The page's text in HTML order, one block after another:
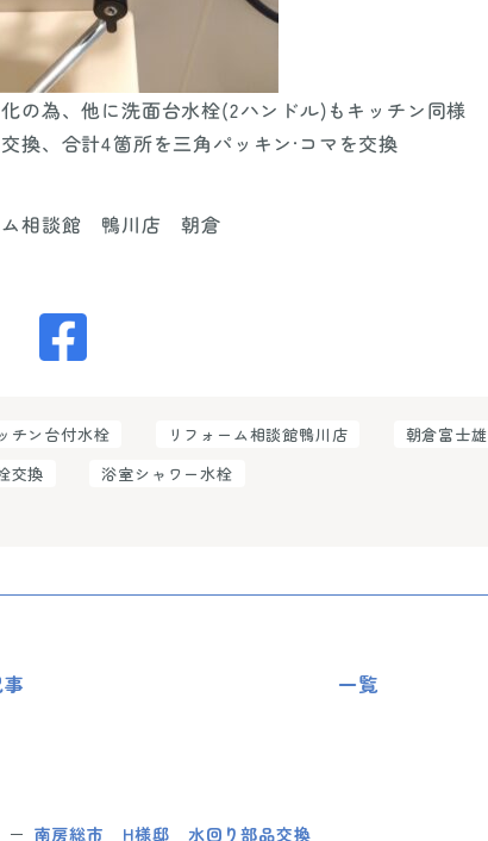
の為、他に洗面台水栓(2ハンドル)もキッチン同様
換、合計4箇所を三角パッキン·コマを交換
ム相談館 鴨川店 朝倉
チン台付水栓 リフォーム相談館鴨川店 朝倉富士雄
交換
浴室シャワー水栓
一覧
南房総市 H様邸 水回り部品交換